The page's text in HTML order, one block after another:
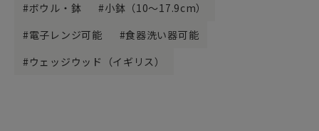
ボウル・鉢
小鉢（10～17.9cm）
電子レンジ可能
食器洗い器可能
ウェッジウッド（イギリス）